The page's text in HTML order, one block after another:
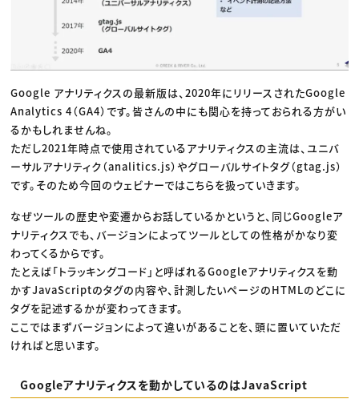
Google アナリティクスの最新版は、2020年にリリースされたGoogle
Analytics 4（GA4）です。皆さんの中にも関心を持っておられる方がい
るかもしれませんね。
ただし2021年時点で使用されているアナリティクスの主流は、ユニバ
ーサルアナリティク（analitics.js）やグローバルサイトタグ（gtag.js）
です。そのため今回のウェビナーではこちらを扱っていきます。
なぜツールの歴史や変遷からお話しているかというと、同じGoogleア
ナリティクスでも、バージョンによってツールとしての性格がかなり変
わってくるからです。
たとえば「トラッキングコード」と呼ばれるGoogleアナリティクスを動
かすJavaScriptのタグの内容や、計測したいページのHTMLのどこに
タグを記述するかが変わってきます。
ここではまずバージョンによって違いがあることを、頭に置いていただ
ければと思います。
Googleアナリティクスを動かしているのはJavaScript